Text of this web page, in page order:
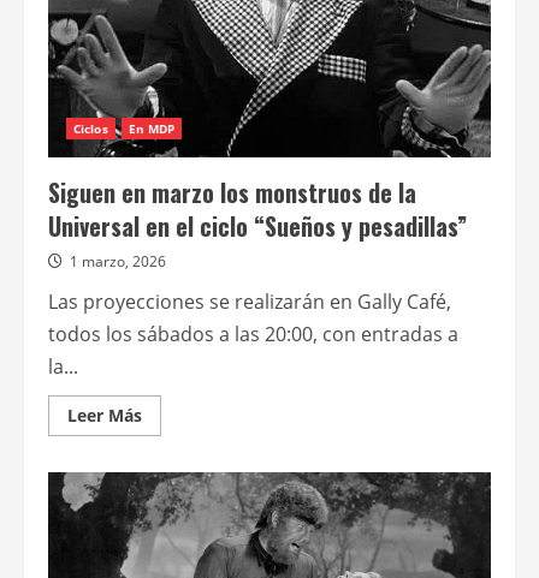
Ciclos En MDP
Siguen en marzo los monstruos de la
Universal en el ciclo “Sueños y pesadillas”
1 marzo, 2026
Las proyecciones se realizarán en Gally Café,
todos los sábados a las 20:00, con entradas a
la...
Leer MásLeer
más
Siguen
en
marzo
los
monstruos
de